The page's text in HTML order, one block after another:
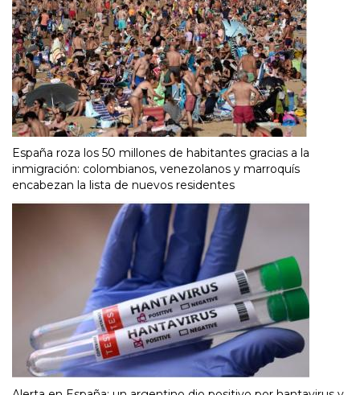
España roza los 50 millones de habitantes gracias a la
inmigración: colombianos, venezolanos y marroquís
encabezan la lista de nuevos residentes